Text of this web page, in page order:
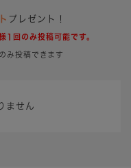
プレゼント！
1回のみ投稿可能です。
み投稿できます
ません